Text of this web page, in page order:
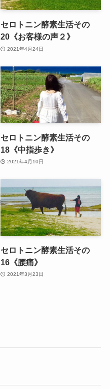
セロトニン酵素生活その
20《お客様の声２》
2021年4月24日
セロトニン酵素生活その
18《中指歩き》
2021年4月10日
セロトニン酵素生活その
16《腰痛》
2021年3月23日